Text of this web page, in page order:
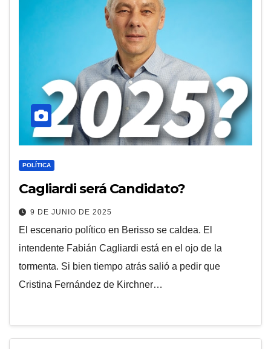
POLÍTICA
Cagliardi será Candidato?
9 DE JUNIO DE 2025
El escenario político en Berisso se caldea. El
intendente Fabián Cagliardi está en el ojo de la
tormenta. Si bien tiempo atrás salió a pedir que
Cristina Fernández de Kirchner…